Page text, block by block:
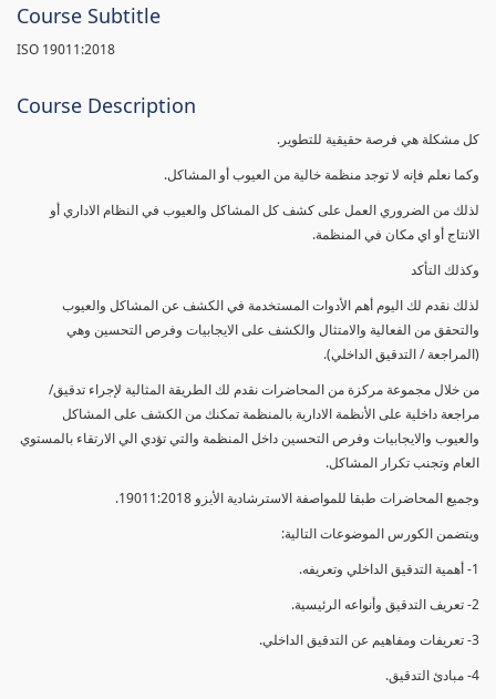
Course Subtitle
ISO 19011:2018
Course Description
كل مشكلة هي فرصة حقيقية للتطوير.
وكما نعلم فإنه لا توجد منظمة خالية من العيوب أو المشاكل.
لذلك من الضروري العمل على كشف كل المشاكل والعيوب في النظام الاداري أو
الانتاج أو اي مكان في المنظمة.
وكذلك التأكد
لذلك نقدم لك اليوم أهم الأدوات المستخدمة في الكشف عن المشاكل والعيوب
والتحقق من الفعالية والامتثال والكشف على الايجابيات وفرص التحسين وهي
(المراجعة / التدقيق الداخلي).
من خلال مجموعة مركزة من المحاضرات نقدم لك الطريقة المثالية لإجراء تدقيق/
مراجعة داخلية على الأنظمة الادارية بالمنظمة تمكنك من الكشف على المشاكل
والعيوب والايجابيات وفرص التحسين داخل المنظمة والتي تؤدي الي الارتقاء بالمستوي
العام وتجنب تكرار المشاكل.
وجميع المحاضرات طبقا للمواصفة الاسترشادية الأيزو 19011:2018.
ويتضمن الكورس الموضوعات التالية:
1- أهمية التدقيق الداخلي وتعريفه.
2- تعريف التدقيق وأنواعه الرئيسية.
3- تعريفات ومفاهيم عن التدقيق الداخلي.
4- مبادئ التدقيق.